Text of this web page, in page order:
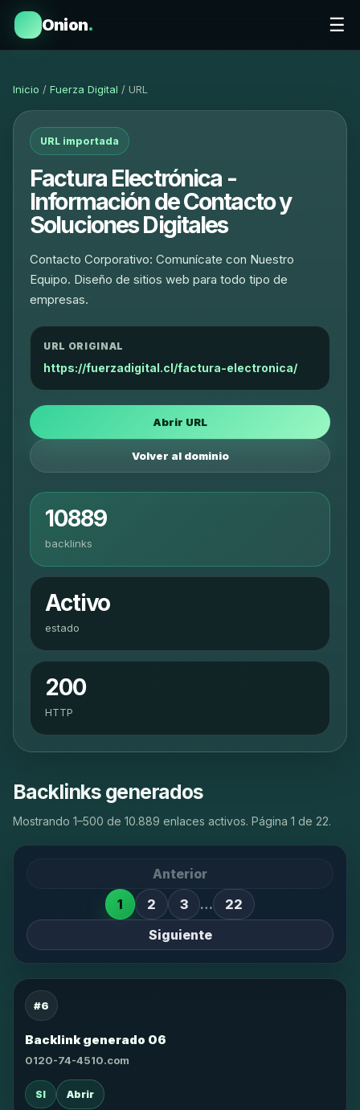
Onion. ☰
Inicio / Fuerza Digital / URL
URL importada
Factura Electrónica -
Información de Contacto y
Soluciones Digitales
Contacto Corporativo: Comunícate con Nuestro
Equipo. Diseño de sitios web para todo tipo de
empresas.
URL ORIGINAL
https://fuerzadigital.cl/factura-electronica/
Abrir URL
Volver al dominio
10889
backlinks
Activo
estado
200
HTTP
Backlinks generados
Mostrando 1–500 de 10.889 enlaces activos. Página 1 de 22.
Anterior
1
2 3 …
22
Siguiente
#6
Backlink generado 06
0120-74-4510.com
SI Abrir